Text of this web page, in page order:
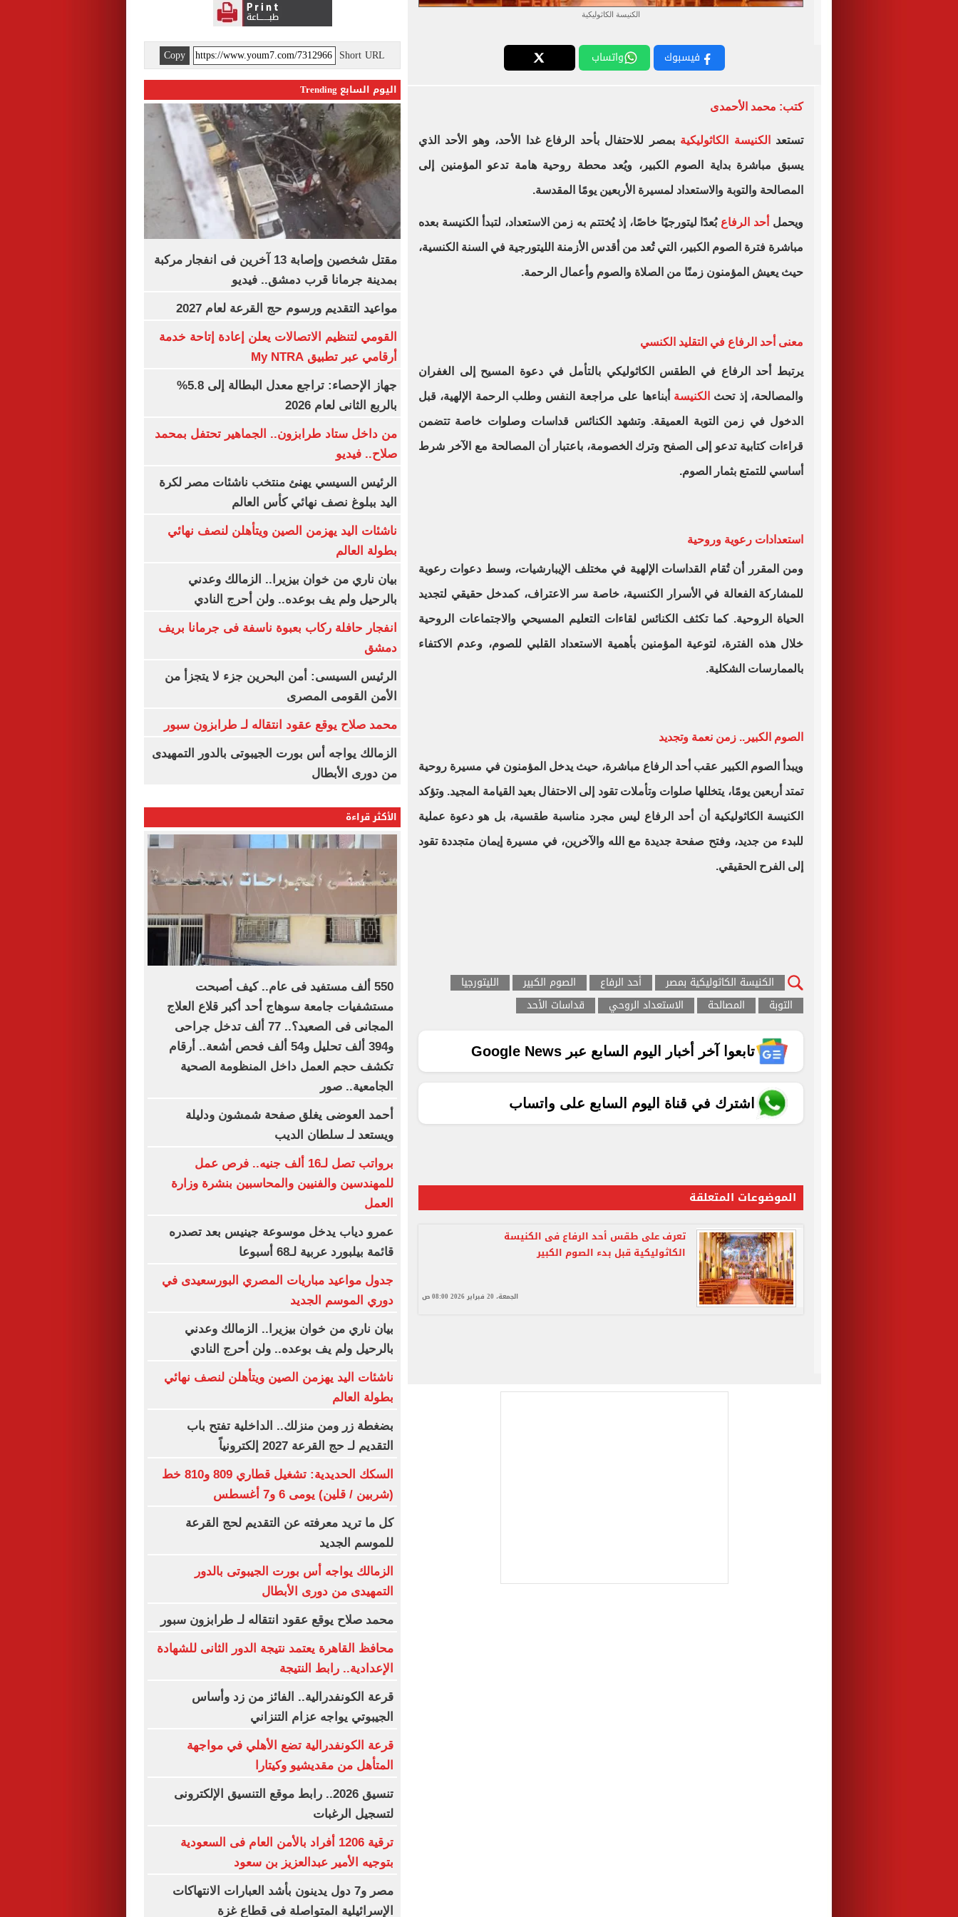
الكنيسة الكاثوليكية
فيسبوك واتساب
كتب: محمد الأحمدى
تستعد الكنيسة الكاثوليكية بمصر للاحتفال بأحد الرفاع غدا الأحد، وهو الأحد الذي
يسبق مباشرة بداية الصوم الكبير، ويُعد محطة روحية هامة تدعو المؤمنين إلى
المصالحة والتوبة والاستعداد لمسيرة الأربعين يومًا المقدسة.
ويحمل أحد الرفاع بُعدًا ليتورجيًا خاصًا، إذ يُختتم به زمن الاستعداد، لتبدأ الكنيسة بعده
مباشرة فترة الصوم الكبير، التي تُعد من أقدس الأزمنة الليتورجية في السنة الكنسية،
حيث يعيش المؤمنون زمنًا من الصلاة والصوم وأعمال الرحمة.
معنى أحد الرفاع في التقليد الكنسي
يرتبط أحد الرفاع في الطقس الكاثوليكي بالتأمل في دعوة المسيح إلى الغفران
والمصالحة، إذ تحث الكنيسة أبناءها على مراجعة النفس وطلب الرحمة الإلهية، قبل
الدخول في زمن التوبة العميقة. وتشهد الكنائس قداسات وصلوات خاصة تتضمن
قراءات كتابية تدعو إلى الصفح وترك الخصومة، باعتبار أن المصالحة مع الآخر شرط
أساسي للتمتع بثمار الصوم.
استعدادات رعوية وروحية
ومن المقرر أن تُقام القداسات الإلهية في مختلف الإيبارشيات، وسط دعوات رعوية
للمشاركة الفعالة في الأسرار الكنسية، خاصة سر الاعتراف، كمدخل حقيقي لتجديد
الحياة الروحية. كما تكثف الكنائس لقاءات التعليم المسيحي والاجتماعات الروحية
خلال هذه الفترة، لتوعية المؤمنين بأهمية الاستعداد القلبي للصوم، وعدم الاكتفاء
بالممارسات الشكلية.
الصوم الكبير.. زمن نعمة وتجديد
ويبدأ الصوم الكبير عقب أحد الرفاع مباشرة، حيث يدخل المؤمنون في مسيرة روحية
تمتد أربعين يومًا، يتخللها صلوات وتأملات تقود إلى الاحتفال بعيد القيامة المجيد. وتؤكد
الكنيسة الكاثوليكية أن أحد الرفاع ليس مجرد مناسبة طقسية، بل هو دعوة عملية
للبدء من جديد، وفتح صفحة جديدة مع الله والآخرين، في مسيرة إيمان متجددة تقود
إلى الفرح الحقيقي.
الكنيسة الكاثوليكية بمصر أحد الرفاع الصوم الكبير
الليتورجيا
التوبة
المصالحة الاستعداد الروحي قداسات الأحد
تابعوا آخر أخبار اليوم السابع عبر Google News
اشترك في قناة اليوم السابع على واتساب
الموضوعات المتعلقة
تعرف على طقس أحد الرفاع فى الكنيسة
الكاثوليكية قبل بدء الصوم الكبير
الجمعة، 20 فبراير 2026 08:00 ص
Short URL
Copy
اليوم السابع Trending
مقتل شخصين وإصابة 13 آخرين فى انفجار مركبة
بمدينة جرمانا قرب دمشق.. فيديو
مواعيد التقديم ورسوم حج القرعة لعام 2027
القومي لتنظيم الاتصالات يعلن إعادة إتاحة خدمة
أرقامي عبر تطبيق My NTRA
جهاز الإحصاء: تراجع معدل البطالة إلى 5.8%
بالربع الثانى لعام 2026
من داخل ستاد طرابزون.. الجماهير تحتفل بمحمد
صلاح.. فيديو
الرئيس السيسي يهنئ منتخب ناشئات مصر لكرة
اليد ببلوغ نصف نهائي كأس العالم
ناشئات اليد يهزمن الصين ويتأهلن لنصف نهائي
بطولة العالم
بيان ناري من خوان بيزيرا.. الزمالك وعدني
بالرحيل ولم يف بوعده.. ولن أحرج النادي
انفجار حافلة ركاب بعبوة ناسفة فى جرمانا بريف
دمشق
الرئيس السيسى: أمن البحرين جزء لا يتجزأ من
الأمن القومى المصرى
محمد صلاح يوقع عقود انتقاله لـ طرابزون سبور
الزمالك يواجه أس بورت الجيبوتى بالدور التمهيدى
من دورى الأبطال
الأكثر قراءة
550 ألف مستفيد فى عام.. كيف أصبحت
مستشفيات جامعة سوهاج أحد أكبر قلاع العلاج
المجانى فى الصعيد؟.. 77 ألف تدخل جراحى
و394 ألف تحليل و54 ألف فحص أشعة.. أرقام
تكشف حجم العمل داخل المنظومة الصحية
الجامعية.. صور
أحمد العوضى يغلق صفحة شمشون ودليلة
ويستعد لـ سلطان الديب
برواتب تصل لـ16 ألف جنيه.. فرص عمل
للمهندسين والفنيين والمحاسبين بنشرة وزارة
العمل
عمرو دياب يدخل موسوعة جينيس بعد تصدره
قائمة بيلبورد عربية لـ68 أسبوعا
جدول مواعيد مباريات المصري البورسعيدى في
دوري الموسم الجديد
بيان ناري من خوان بيزيرا.. الزمالك وعدني
بالرحيل ولم يف بوعده.. ولن أحرج النادي
ناشئات اليد يهزمن الصين ويتأهلن لنصف نهائي
بطولة العالم
بضغطة زر ومن منزلك.. الداخلية تفتح باب
التقديم لـ حج القرعة 2027 إلكترونياً
السكك الحديدية: تشغيل قطاري 809 و810 خط
(شربين / قلين) يومى 6 و7 أغسطس
كل ما تريد معرفته عن التقديم لحج القرعة
للموسم الجديد
الزمالك يواجه أس بورت الجيبوتى بالدور
التمهيدى من دورى الأبطال
محمد صلاح يوقع عقود انتقاله لـ طرابزون سبور
محافظ القاهرة يعتمد نتيجة الدور الثانى للشهادة
الإعدادية.. رابط النتيجة
قرعة الكونفدرالية.. الفائز من زد وأساس
الجيبوتي يواجه عزام التنزاني
قرعة الكونفدرالية تضع الأهلي في مواجهة
المتأهل من مقديشيو وكيتارا
تنسيق 2026.. رابط موقع التنسيق الإلكترونى
لتسجيل الرغبات
ترقية 1206 أفراد بالأمن العام فى السعودية
بتوجيه الأمير عبدالعزيز بن سعود
مصر و7 دول يدينون بأشد العبارات الانتهاكات
الإسرائيلية المتواصلة فى قطاع غزة